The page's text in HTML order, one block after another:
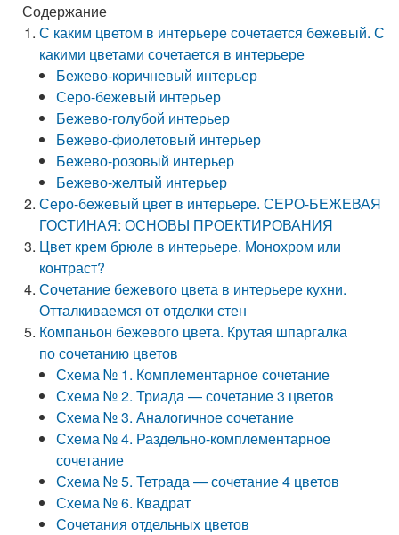
Содержание
С каким цветом в интерьере сочетается бежевый. С
какими цветами сочетается в интерьере
Бежево-коричневый интерьер
Серо-бежевый интерьер
Бежево-голубой интерьер
Бежево-фиолетовый интерьер
Бежево-розовый интерьер
Бежево-желтый интерьер
Серо-бежевый цвет в интерьере. СЕРО-БЕЖЕВАЯ
ГОСТИНАЯ: ОСНОВЫ ПРОЕКТИРОВАНИЯ
Цвет крем брюле в интерьере. Монохром или
контраст?
Сочетание бежевого цвета в интерьере кухни.
Отталкиваемся от отделки стен
Компаньон бежевого цвета. Крутая шпаргалка
по сочетанию цветов
Схема № 1. Комплементарное сочетание
Схема № 2. Триада — сочетание 3 цветов
Схема № 3. Аналогичное сочетание
Схема № 4. Раздельно-комплементарное
сочетание
Схема № 5. Тетрада — сочетание 4 цветов
Схема № 6. Квадрат
Сочетания отдельных цветов